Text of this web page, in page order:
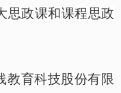
思政课和课程思政
教育科技股份有限